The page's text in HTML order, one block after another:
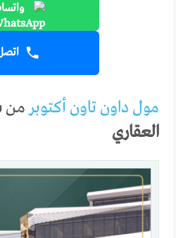
مول داون تاون أكتوبر من
العقاري